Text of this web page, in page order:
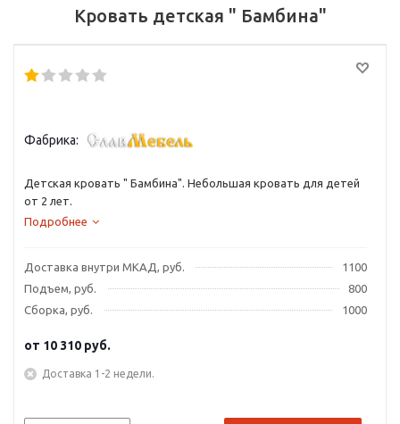
Кровать детская " Бамбина"
Фабрика:
Детская кровать " Бамбина". Небольшая кровать для детей
от 2 лет.
Подробнее
Доставка внутри МКАД, руб.
1100
Подъем, руб.
800
Сборка, руб.
1000
от 10 310 руб.
Доставка 1-2 недели.